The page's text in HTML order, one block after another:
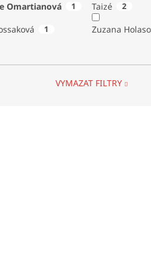
Omartianová 1 Taizé 2
1 Zuzana
VYMAZAT FILTRY